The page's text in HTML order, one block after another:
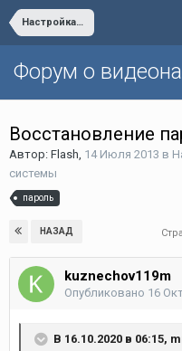
Настройка и функционирование системы
Форум о
Восстановление
Автор: Flash, 14 Июля 2013 в
системы
пароль
НАЗАД
kuznechov119m
Опубликовано 16
В 16.10.2020 в 06:15,